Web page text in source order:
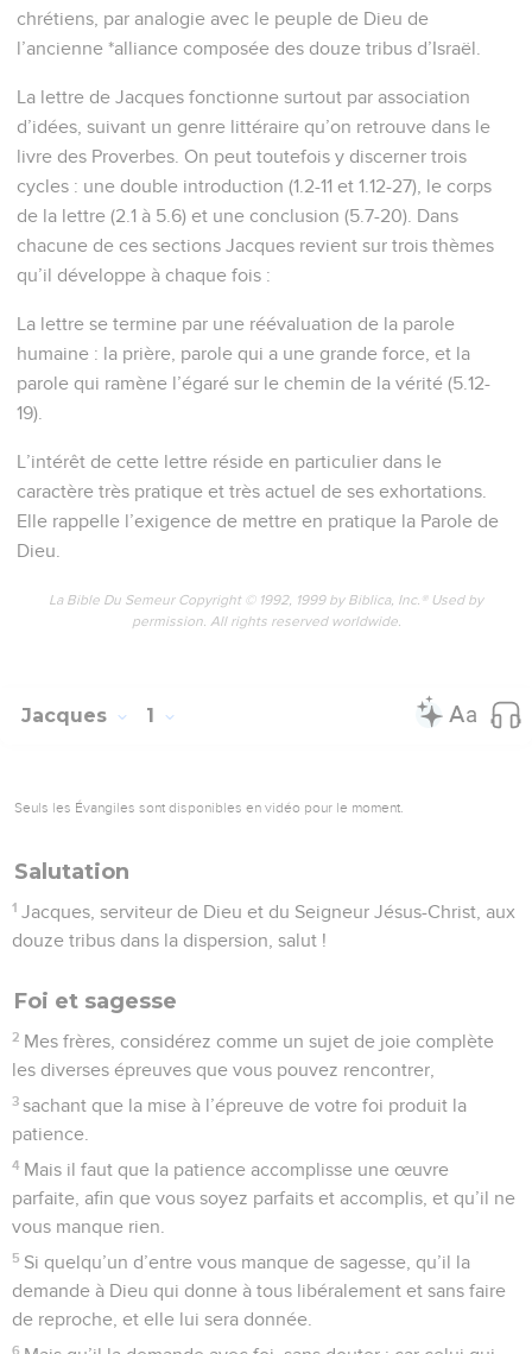
chrétiens, par analogie avec le peuple de Dieu de
l’ancienne *alliance composée des douze tribus d’Israël.
La lettre de Jacques fonctionne surtout par association
d’idées, suivant un genre littéraire qu’on retrouve dans le
livre des Proverbes. On peut toutefois y discerner trois
cycles : une double introduction (1.2-11 et 1.12-27), le corps
de la lettre (2.1 à 5.6) et une conclusion (5.7-20). Dans
chacune de ces sections Jacques revient sur trois thèmes
qu’il développe à chaque fois :
La lettre se termine par une réévaluation de la parole
humaine : la prière, parole qui a une grande force, et la
parole qui ramène l’égaré sur le chemin de la vérité (5.12-
19).
L’intérêt de cette lettre réside en particulier dans le
caractère très pratique et très actuel de ses exhortations.
Elle rappelle l’exigence de mettre en pratique la Parole de
Dieu.
La Bible Du Semeur Copyright © 1992, 1999 by Biblica, Inc.® Used by
permission. All rights reserved worldwide.
Jacques 1
Seuls les Évangiles sont disponibles en vidéo pour le moment.
Salutation
1 Jacques, serviteur de Dieu et du Seigneur Jésus-Christ, aux
douze tribus dans la dispersion, salut !
Foi et sagesse
2 Mes frères, considérez comme un sujet de joie complète
les diverses épreuves que vous pouvez rencontrer,
3 sachant que la mise à l’épreuve de votre foi produit la
patience.
4 Mais il faut que la patience accomplisse une œuvre
parfaite, afin que vous soyez parfaits et accomplis, et qu’il ne
vous manque rien.
5 Si quelqu’un d’entre vous manque de sagesse, qu’il la
demande à Dieu qui donne à tous libéralement et sans faire
de reproche, et elle lui sera donnée.
6